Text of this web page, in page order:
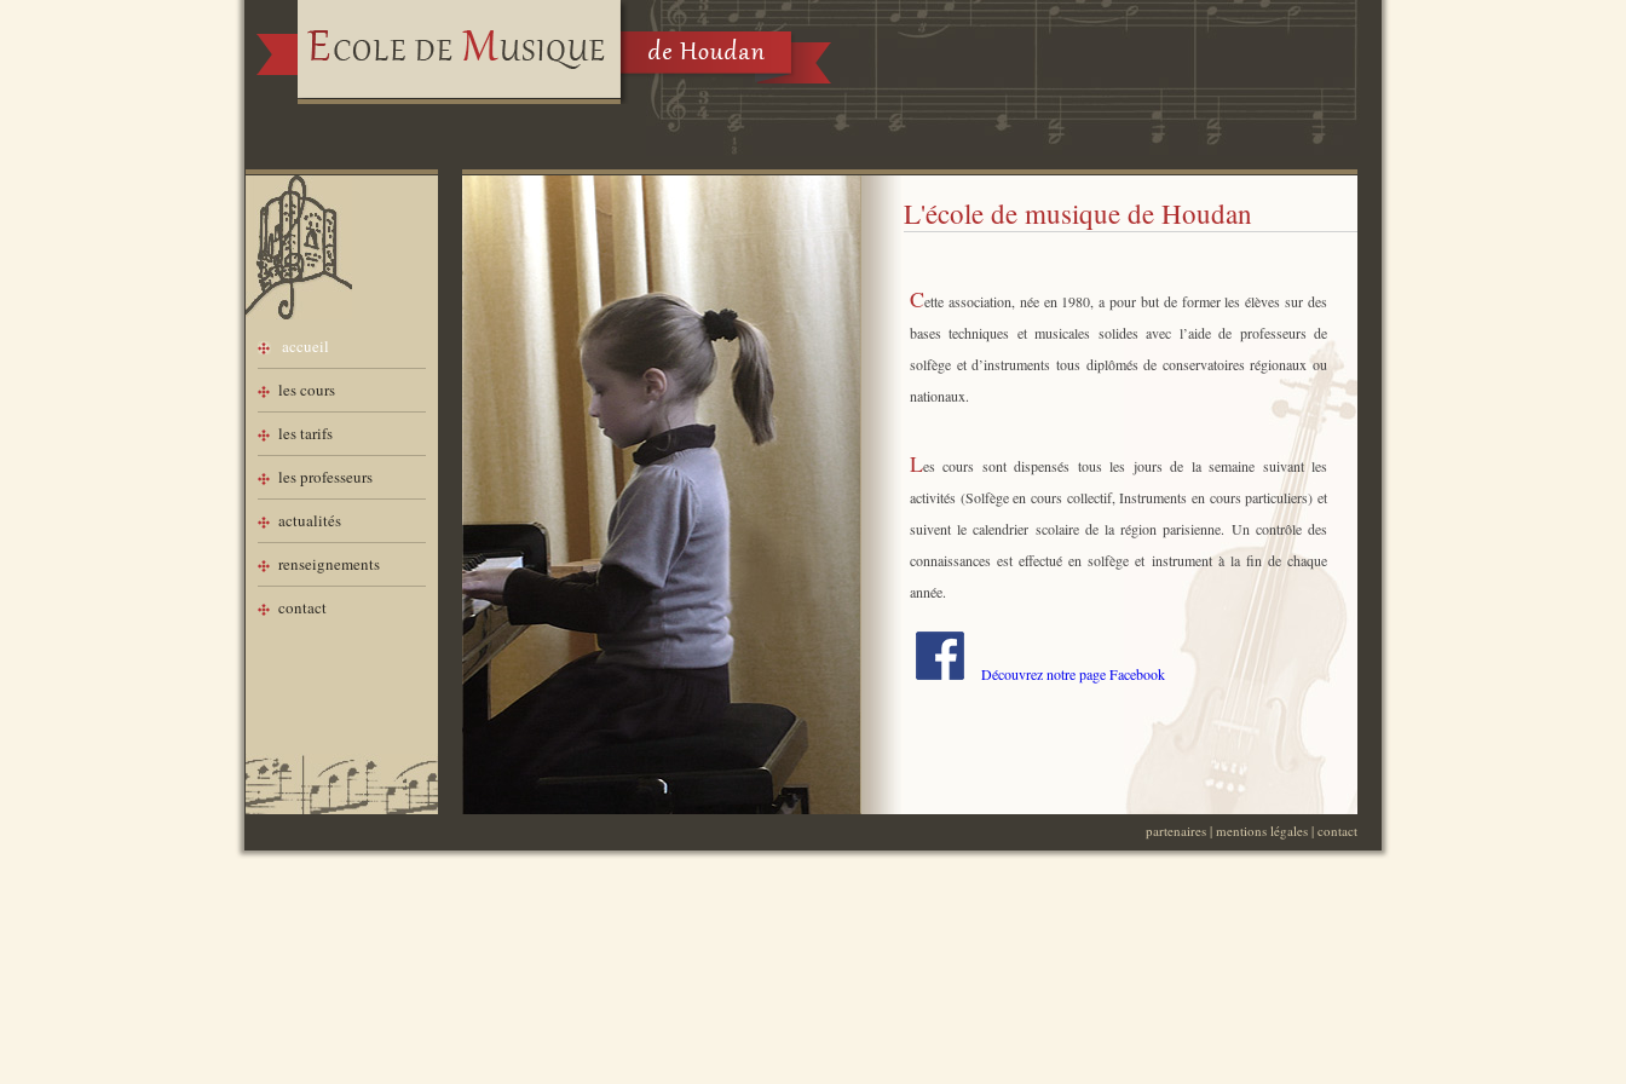
accueil
les cours
les tarifs
les professeurs
actualités
renseignements
contact
L'école de musique de Houdan
Cette association, née en 1980, a pour but de former les élèves sur des
bases techniques et musicales solides avec l’aide de professeurs de
solfège et d’instruments tous diplômés de conservatoires régionaux ou
nationaux.
Les cours sont dispensés tous les jours de la semaine suivant les
activités (Solfège en cours collectif, Instruments en cours particuliers) et
suivent le calendrier scolaire de la région parisienne. Un contrôle des
connaissances est effectué en solfège et instrument à la fin de chaque
année.
Découvrez notre page Facebook
partenaires | mentions légales | contact